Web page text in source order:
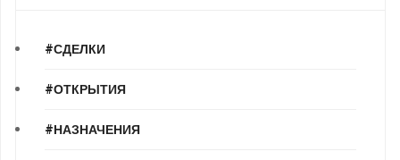
#СДЕЛКИ
#ОТКРЫТИЯ
#НАЗНАЧЕНИЯ